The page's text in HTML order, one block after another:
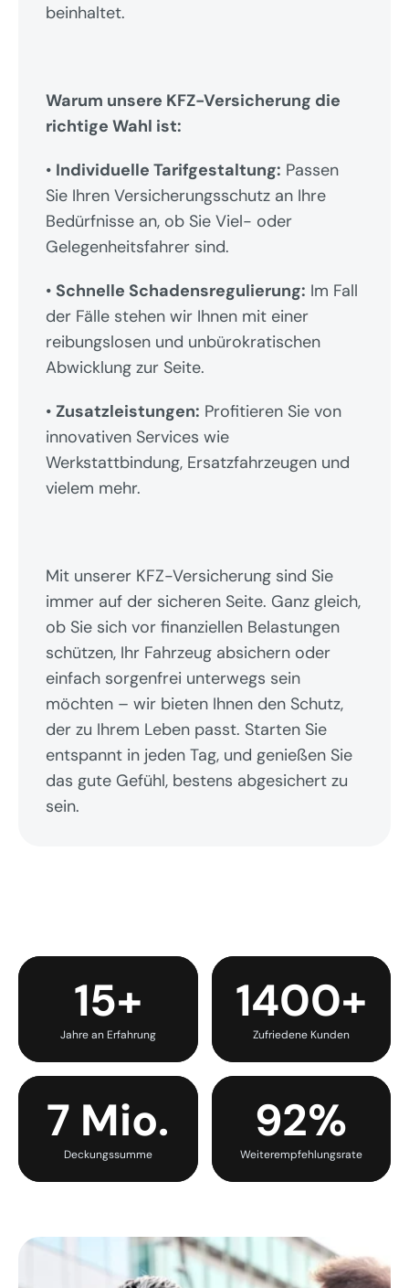
beinhaltet.
Warum unsere KFZ-Versicherung die
richtige Wahl ist:
• Individuelle Tarifgestaltung: Passen
Sie Ihren Versicherungsschutz an Ihre
Bedürfnisse an, ob Sie Viel- oder
Gelegenheitsfahrer sind.
• Schnelle Schadensregulierung: Im Fall
der Fälle stehen wir Ihnen mit einer
reibungslosen und unbürokratischen
Abwicklung zur Seite.
• Zusatzleistungen: Profitieren Sie von
innovativen Services wie
Werkstattbindung, Ersatzfahrzeugen und
vielem mehr.
Mit unserer KFZ-Versicherung sind Sie
immer auf der sicheren Seite. Ganz gleich,
ob Sie sich vor finanziellen Belastungen
schützen, Ihr Fahrzeug absichern oder
einfach sorgenfrei unterwegs sein
möchten – wir bieten Ihnen den Schutz,
der zu Ihrem Leben passt. Starten Sie
entspannt in jeden Tag, und genießen Sie
das gute Gefühl, bestens abgesichert zu
sein.
15+
Jahre an Erfahrung
1400+
Zufriedene Kunden
7 Mio.
Deckungssumme
92%
Weiterempfehlungsrate